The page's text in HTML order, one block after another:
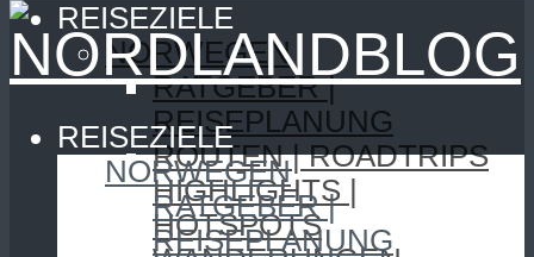
REISEZIELE
NORWEGEN
RATGEBER |
REISEPLANUNG
ROUTEN | ROADTRIPS
HIGHLIGHTS |
HOTSPOTS
REISEZIELE
NORWEGEN
RATGEBER |
REISEPLANUNG